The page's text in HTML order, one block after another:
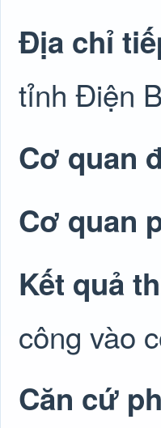
Địa chỉ
tỉnh Điện
Cơ quan
Cơ quan
Kết quả
công vào
Căn cứ